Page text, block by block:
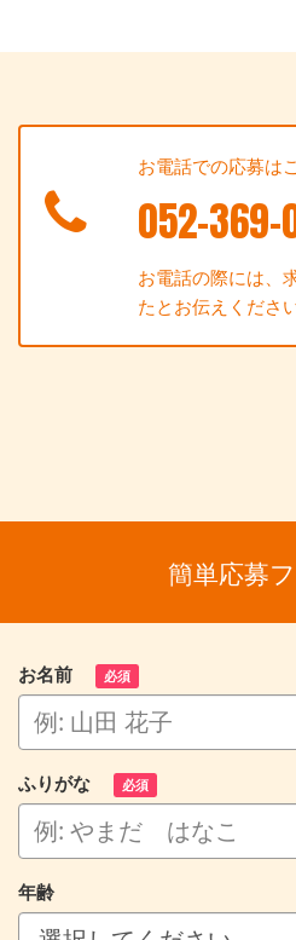
お電話での応募は
052-369-
お電話の際には、
たとお伝えくださ
簡単応募
お名前 必須
ふりがな 必須
年齢